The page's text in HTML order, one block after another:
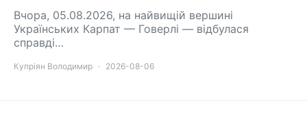
Вчора, 05.08.2026, на найвищій вершині
Українських Карпат — Говерлі — відбулася
справді…
Купріян Володимир 2026-08-06